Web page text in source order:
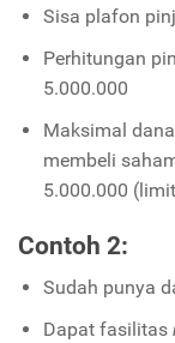
Sisa plafon
Perhitungan
5.000.000
Maksimal
membeli
5.000.000
Contoh 2:
Sudah punya
Dapat fasilitas